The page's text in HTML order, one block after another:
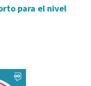
para el nivel